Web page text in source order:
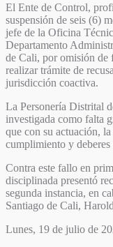
El Ente de Control,
suspensión de seis (6)
jefe de la Oficina
Departamento
de Cali, por omisión de
realizar trámite de
jurisdicción coactiva.
La Personería Distrital
investigada como falta
que con su actuación,
cumplimiento y
Contra este fallo en
disciplinada presentó
segunda instancia, en
Santiago de Cali,
Lunes, 19 de julio de